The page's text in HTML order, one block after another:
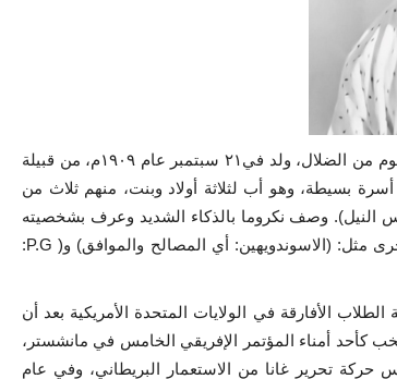
"فرنسيس كوامى نكروما" الملقب بـ "الكا متانكو" وهى تعني المعصوم من الضلال، ولد في٢١ سبتمبر عام ١٩٠٩م، من قبيلة
بغانا، وتوفي في ٢٧ مارس عام ١٩٧٢م، من أسرة بسيطة، وهو أب لثلاثة أولاد وبنت، منهم ثلاث من
النيل). وصف نكروما بالذكاء الشديد وعرف بشخصيته
الكارزميه المؤثرة رغم تواضعه الشديد، وله العديد من الألقاب الأخرى مثل: (الاسوندويهين: أي المصالح والموافق) و( P.G:
عام ١٩٣٤م، ثم رئيس لمنظمة الطلاب الأفارقة في الولايات المتحدة الأمريكية بعد أن
كأحد أمناء المؤتمر الإفريقي الخامس في مانشستر،
تحرير غانا من الاستعمار البريطاني، وفي عام